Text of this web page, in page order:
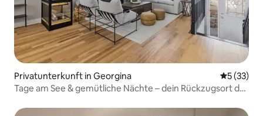
Privatunterkunft in Georgina
5 (33)
Tage am See & gemütliche Nächte – dein Rückzugsort das